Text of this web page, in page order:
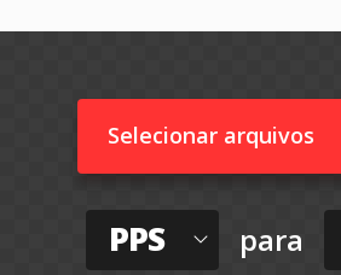
Selecionar arquivos
PPS para